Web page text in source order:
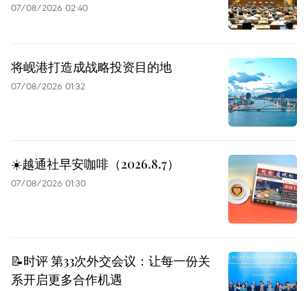
07/08/2026 02:40
将岘港打造成战略投资目的地
07/08/2026 01:32
☀️越通社早安咖啡（2026.8.7）
07/08/2026 01:30
📝时评 第33次外交会议：让每一份关
系开启更多合作机遇